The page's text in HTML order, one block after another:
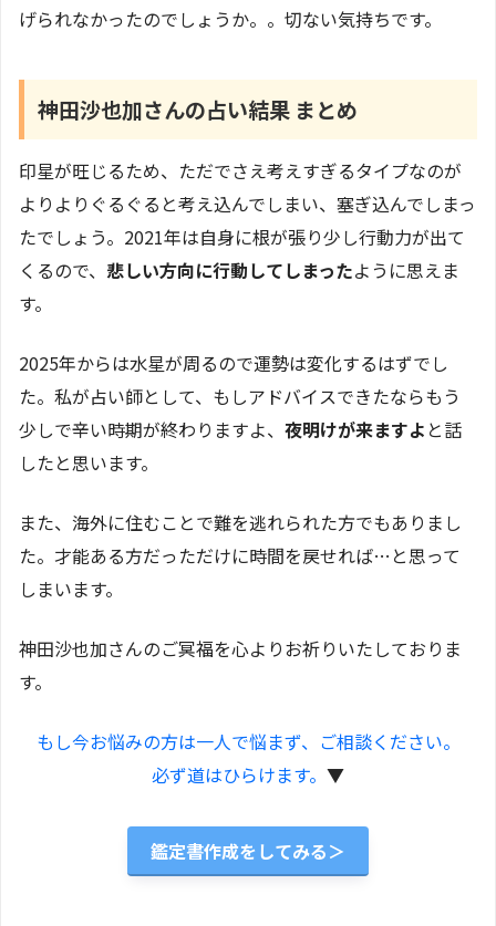
げられなかったのでしょうか。。切ない気持ちです。
神田沙也加さんの占い結果 まとめ
印星が旺じるため、ただでさえ考えすぎるタイプなのが
よりよりぐるぐると考え込んでしまい、塞ぎ込んでしまっ
たでしょう。2021年は自身に根が張り少し行動力が出て
くるので、 悲しい方向に行動してしまったように思えま
す。
2025年からは水星が周るので運勢は変化するはずでし
た。私が占い師として、もしアドバイスできたならもう
少しで辛い時期が終わりますよ、 夜明けが来ますよ と話
したと思います。
また、海外に住むことで難を逃れられた方でもありまし
た。才能ある方だっただけに時間を戻せれば…と思って
しまいます。
神田沙也加さんのご冥福を心よりお祈りいたしておりま
す。
もし今お悩みの方は一人で悩まず、ご相談ください。
必ず道はひらけます。 ▼
鑑定書作成をしてみる＞